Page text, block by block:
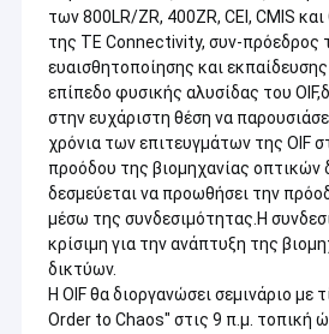
των 800LR/ZR, 400ZR, CEI, CMIS και
της TE Connectivity, συν-πρόεδρος
ευαισθητοποίησης και
επίπεδο φυσικής αλυσίδας του
στην ευχάριστη θέση να
χρόνια των επιτευγμάτων της OIF
προόδου της βιομηχανίας οπτικών
δεσμεύεται να προωθήσει την
μέσω της συνδεσιμότητας.Η
κρίσιμη για την ανάπτυξη της
δικτύων.
Η OIF θα διοργανώσει σεμινάριο με
Order to Chaos" στις 9 π.μ. τοπική